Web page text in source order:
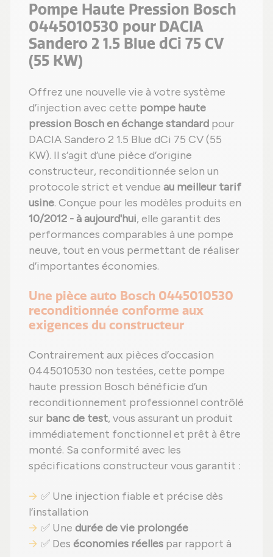
Pompe Haute Pression Bosch
0445010530 pour DACIA
Sandero 2 1.5 Blue dCi 75 CV
(55 KW)
Offrez une nouvelle vie à votre système
d’injection avec cette pompe haute
pression Bosch en échange standard pour
DACIA Sandero 2 1.5 Blue dCi 75 CV (55
KW). Il s’agit d’une pièce d’origine
constructeur, reconditionnée selon un
protocole strict et vendue au meilleur tarif
usine. Conçue pour les modèles produits en
10/2012 - à aujourd'hui, elle garantit des
performances comparables à une pompe
neuve, tout en vous permettant de réaliser
d’importantes économies.
Une pièce auto Bosch 0445010530
reconditionnée conforme aux
exigences du constructeur
Contrairement aux pièces d’occasion
0445010530 non testées, cette pompe
haute pression Bosch bénéficie d’un
reconditionnement professionnel contrôlé
sur banc de test, vous assurant un produit
immédiatement fonctionnel et prêt à être
monté. Sa conformité avec les
spécifications constructeur vous garantit :
✅ Une injection fiable et précise dès
l’installation
✅ Une durée de vie prolongée
✅ Des économies réelles par rapport à